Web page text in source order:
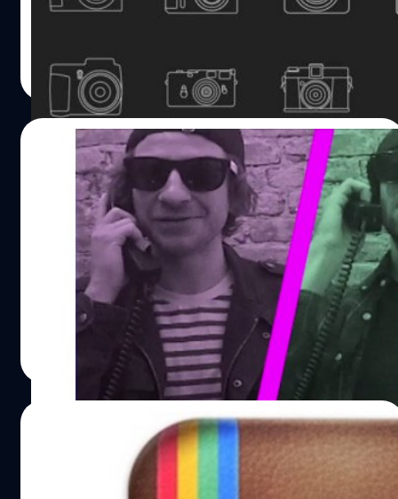
ณัฐพันธ์ ส่งวิรุฬห์
Read More
10/03/2014
สุดแนว! Tumblr เปิดฟีเจอร์โพสต์ข้อความ
เสียงผ่านโทรศัพท์
Tumblr แนะนำฟีเจอร์แนวคิดย้อนยุคอย่าง การโพสต์ข้อความ
เสียงผ่านโทรศัพท์ลงเว็บไซต์ - โซเชียล เน็ตเวิร์ค โดยให้ผู้ใช้
โทรไปที่หมายเลขโทรศัพท์ที่ Tumblr กำหนดไว้ ซึ่งเป็นเบอร์
ประเภท toll-free number (ไม่มีค่าใช้จ่ายในการโพสต์เสียง)
ณัฐพันธ์ ส่งวิรุฬห์ | 4533 days ago
รับทรัพย์! อินสตาแกรม เซ็นสัญญาเอเจนซี่
โฆษณาแดนมะกันแล้ว